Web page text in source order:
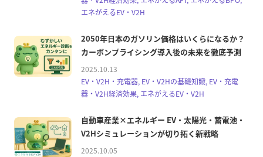
エネがえるEV・V2H
2050年日本のガソリン価格はいくらになるか？
カーボンプライシング導入後の未来を徹底予測
2025.10.13
EV・V2H・充電器, EV・V2Hの基礎知識, EV・充電
器・V2H経済効果, エネがえるEV・V2H
自動車産業×エネルギー EV・太陽光・蓄電池・
V2Hシミュレーションが切り拓く新戦略
2025.10.05